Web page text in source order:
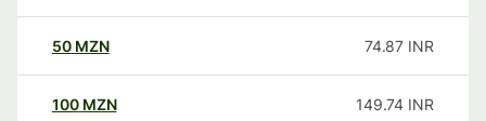
50 MZN 74.87 INR
100 MZN 149.74 INR